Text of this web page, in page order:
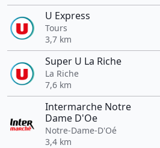
U Express
Tours
3,7 km
Super U La Riche
La Riche
7,6 km
Intermarche Notre
Dame D'Oe
Notre-Dame-D'Oé
3,4 km